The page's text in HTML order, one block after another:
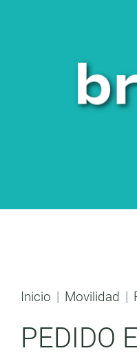
Inicio Movilidad
PEDIDO